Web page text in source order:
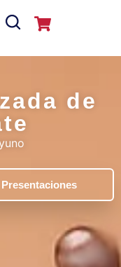
de
Presentaciones